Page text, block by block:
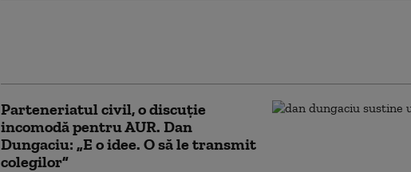
Parteneriatul civil, o discuție
incomodă pentru AUR. Dan
Dungaciu: „E o idee. O să le transmit
colegilor”